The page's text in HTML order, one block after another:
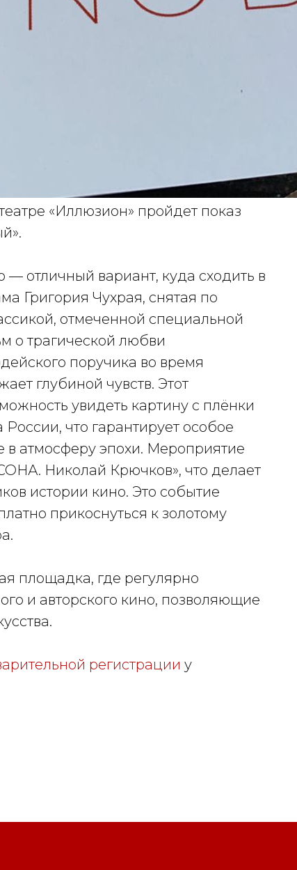
«Иллюзион» пройдет показ
— отличный вариант, куда сходить в
Григория Чухрая, снятая по
отмеченной специальной
о трагической любви
поручика во время
глубиной чувств. Этот
увидеть картину с плёнки
что гарантирует особое
атмосферу эпохи. Мероприятие
Николай Крючков», что делает
истории кино. Это событие
прикоснуться к золотому
площадка, где регулярно
и авторского кино, позволяющие
регистрации у